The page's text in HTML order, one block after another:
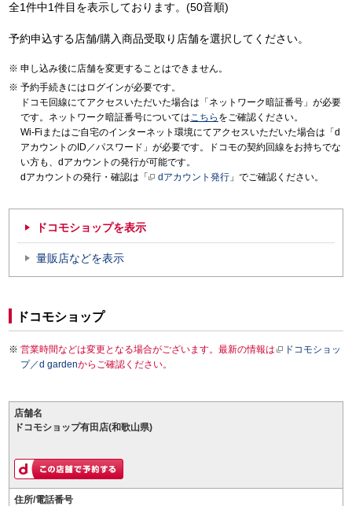
全1件中1件目を表示しております。(50音順)
予約申込する店舗/購入商品受取り店舗を選択してください。
申し込み後に店舗を変更することはできません。
予約手続きにはログインが必要です。
ドコモ回線にてアクセスいただいた場合は「ネットワーク暗証番号」が必要
です。ネットワーク暗証番号についてはこちら をご確認ください。
Wi-Fiまたはご自宅のインターネット環境にてアクセスいただいた場合は「d
アカウントのID／パスワード」が必要です。ドコモの契約回線をお持ちでな
い方も、dアカウントの発行が可能です。
dアカウントの発行・確認は「
dアカウント発行 」でご確認ください。
ドコモショップを表示
量販店などを表示
ドコモショップ
営業時間などは変更となる場合がございます。最新の情報は
ドコモショッ
プ／d gardenからご確認ください。
店舗名
ドコモショップ有田店(和歌山県)
住所/電話番号